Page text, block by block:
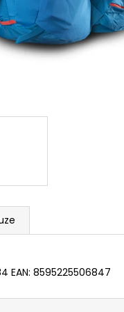
EAN: 8595225506847
SHORT